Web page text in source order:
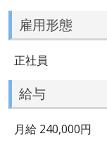
雇用形態
正社員
給与
月給 240,000円